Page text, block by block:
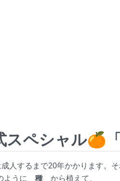
スペシャル🍊
人するまで20年かかります。
ように 種 から植えて、